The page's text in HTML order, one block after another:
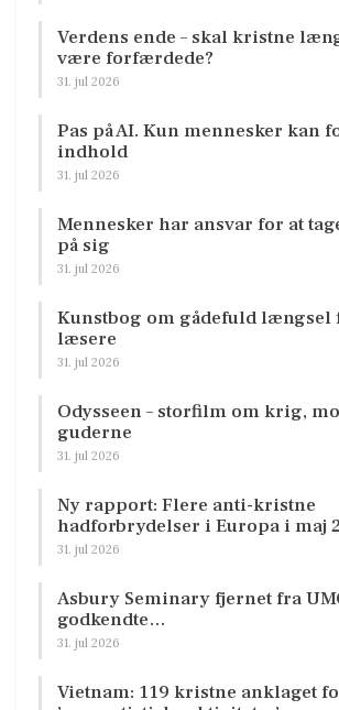
Verdens ende – skal kristne
være forfærdede?
31. jul 2026
Pas på AI. Kun mennesker kan
indhold
31. jul 2026
Mennesker har ansvar for at
på sig
31. jul 2026
Kunstbog om gådefuld længsel
læsere
31. jul 2026
Odysseen – storfilm om krig,
guderne
31. jul 2026
Ny rapport: Flere anti-kristne
hadforbrydelser i Europa i maj
31. jul 2026
Asbury Seminary fjernet fra
godkendte…
31. jul 2026
Vietnam: 119 kristne anklaget